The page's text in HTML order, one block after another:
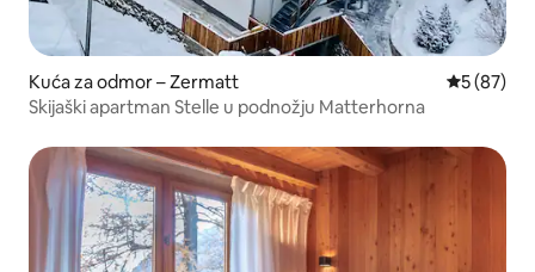
Kuća za odmor – Zermatt Prosječna
5 (87)
Skijaški apartman Stelle u podnožju Matterhorna